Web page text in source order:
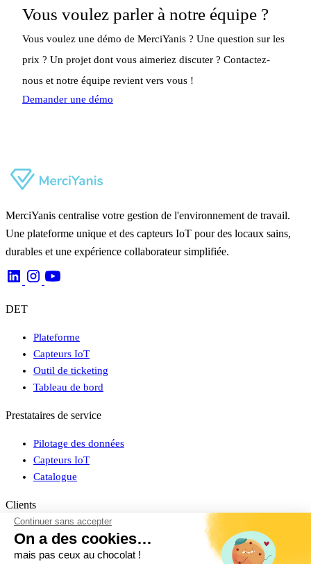
Vous voulez parler à notre équipe ?
Vous voulez une démo de MerciYanis ? Une question sur les
prix ? Un projet dont vous aimeriez discuter ? Contactez-
nous et notre équipe revient vers vous !
Demander une démo
MerciYanis centralise votre gestion de l'environnement de travail.
Une plateforme unique et des capteurs IoT pour des locaux sains,
durables et une expérience collaborateur simplifiée.
DET
Plateforme
Capteurs IoT
Outil de ticketing
Tableau de bord
Prestataires de service
Pilotage des données
Capteurs IoT
Catalogue
Clients
Connexion espace client
Continuer sans accepter
On a des cookies…
mais pas ceux au chocolat !